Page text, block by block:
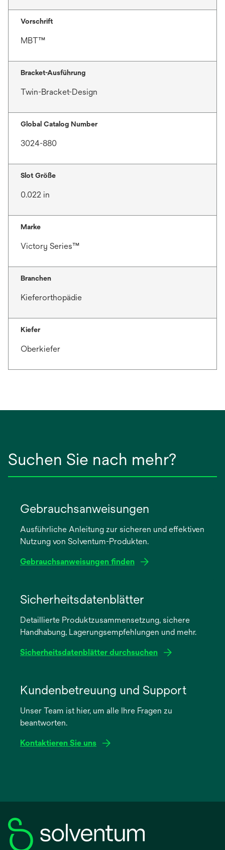
Vorschrift
MBT™
Bracket-Ausführung
Twin-Bracket-Design
Global Catalog Number
3024-880
Slot Größe
0.022 in
Marke
Victory Series™
Branchen
Kieferorthopädie
Kiefer
Oberkiefer
Suchen Sie nach mehr?
Gebrauchsanweisungen
Ausführliche Anleitung zur sicheren und effektiven
Nutzung von Solventum-Produkten.
Gebrauchsanweisungen finden
neuen
Registerkarte
Sicherheitsdatenblätter
Detaillierte Produktzusammensetzung, sichere
Handhabung, Lagerungsempfehlungen und mehr.
Sicherheitsdatenblätter durchsuchen
neuen
Registerkarte
Kundenbetreuung und Support
Unser Team ist hier, um alle Ihre Fragen zu
beantworten.
Kontaktieren Sie uns